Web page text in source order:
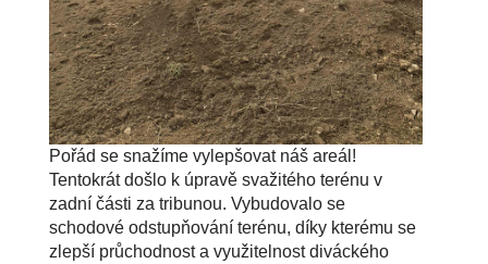
Pořád se snažíme vylepšovat náš areál!
Tentokrát došlo k úpravě svažitého terénu v
zadní části za tribunou. Vybudovalo se
schodové odstupňování terénu, díky kterému se
zlepší průchodnost a využitelnost diváckého